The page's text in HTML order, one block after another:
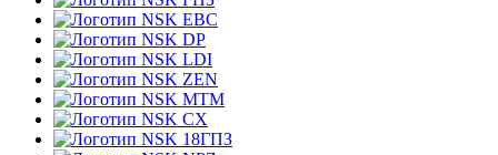
EBC
DP
LDI
ZEN
MTM
CX
18ГПЗ